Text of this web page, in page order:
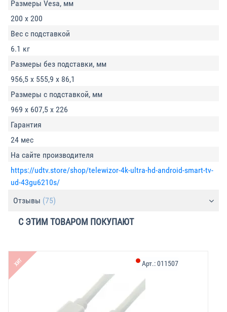
Размеры Vesa, мм
200 x 200
Вес с подставкой
6.1 кг
Размеры без подставки, мм
956,5 х 555,9 х 86,1
Размеры с подставкой, мм
969 х 607,5 х 226
Гарантия
24 мес
На сайте производителя
https://udtv.store/shop/telewizor-4k-ultra-hd-android-smart-tv-
ud-43gu6210s/
Отзывы (75)
С ЭТИМ ТОВАРОМ ПОКУПАЮТ
ХИТ Арт.:011507